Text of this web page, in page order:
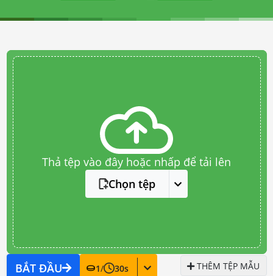
Thả tệp vào đây hoặc nhấp để tải lên
Chọn tệp
BẮT ĐẦU 1/ 30s THÊM TỆP MẪU